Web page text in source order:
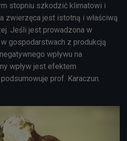
stopniu szkodzić klimatowi i
zwierzęca jest istotną i właściwą
Jeśli jest prowadzona w
gospodarstwach z produkcją
wpływu na
wpływ jest efektem
prof. Karaczun.